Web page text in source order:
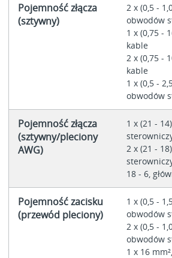
Pojemność złącza
(sztywny)
2 x (0,5 -
obwodów
1 x (0,75 -
kable
2 x (0,75 -
kable
1 x (0,5 -
obwodów
Pojemność złącza
(sztywny/pleciony
AWG)
1 x (21 -
2 x (21 -
18 - 6,
Pojemność zacisku
(przewód pleciony)
1 x (0,5 -
obwodów
2 x (0,5 -
obwodów
1 x 16